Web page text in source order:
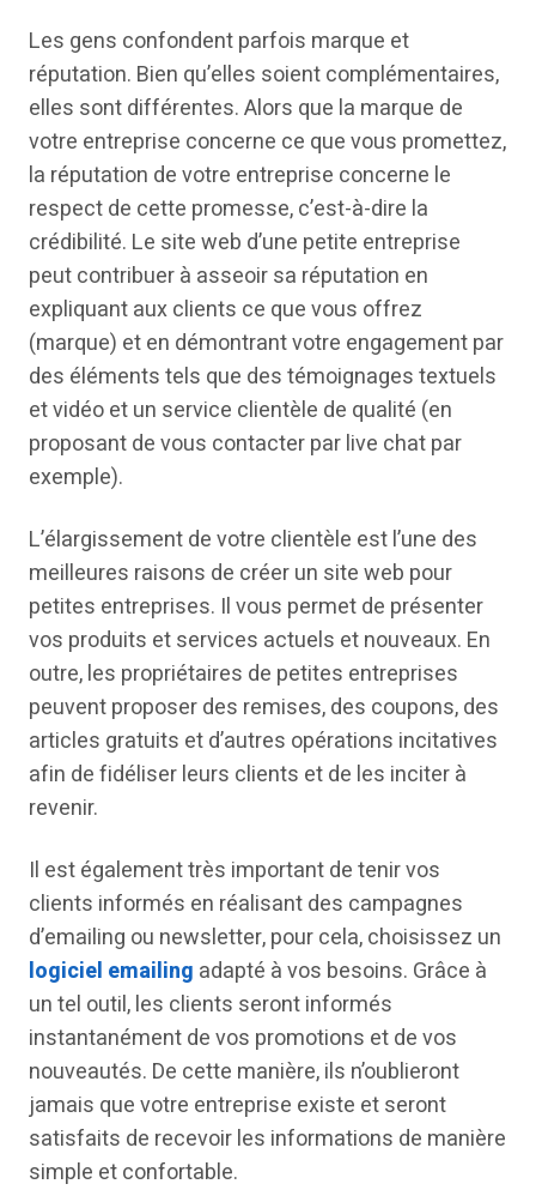
Les gens confondent parfois marque et
réputation. Bien qu’elles soient complémentaires,
elles sont différentes. Alors que la marque de
votre entreprise concerne ce que vous promettez,
la réputation de votre entreprise concerne le
respect de cette promesse, c’est-à-dire la
crédibilité. Le site web d’une petite entreprise
peut contribuer à asseoir sa réputation en
expliquant aux clients ce que vous offrez
(marque) et en démontrant votre engagement par
des éléments tels que des témoignages textuels
et vidéo et un service clientèle de qualité (en
proposant de vous contacter par live chat par
exemple).
L’élargissement de votre clientèle est l’une des
meilleures raisons de créer un site web pour
petites entreprises. Il vous permet de présenter
vos produits et services actuels et nouveaux. En
outre, les propriétaires de petites entreprises
peuvent proposer des remises, des coupons, des
articles gratuits et d’autres opérations incitatives
afin de fidéliser leurs clients et de les inciter à
revenir.
Il est également très important de tenir vos
clients informés en réalisant des campagnes
d’emailing ou newsletter, pour cela, choisissez un
logiciel emailing adapté à vos besoins. Grâce à
un tel outil, les clients seront informés
instantanément de vos promotions et de vos
nouveautés. De cette manière, ils n’oublieront
jamais que votre entreprise existe et seront
satisfaits de recevoir les informations de manière
simple et confortable.